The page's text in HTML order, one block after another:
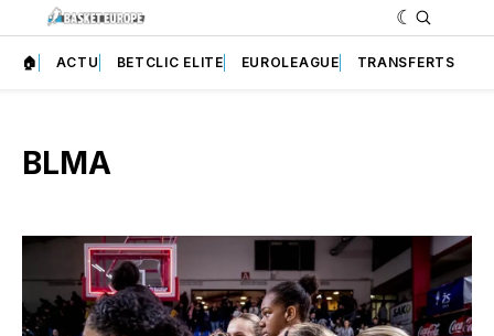
🏠 ACTU BETCLIC ELITE EUROLEAGUE TRANSFERTS
BLMA